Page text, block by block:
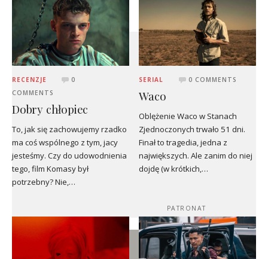
RECENZJE
0
COMMENTS
Dobry chłopiec
To, jak się zachowujemy rzadko
ma coś wspólnego z tym, jacy
jesteśmy. Czy do udowodnienia
tego, film Komasy był
potrzebny? Nie,…
SERIAL 0 COMMENTS
Waco
Oblężenie Waco w Stanach
Zjednoczonych trwało 51 dni.
Finał to tragedia, jedna z
największych. Ale zanim do niej
dojdę (w krótkich,…
PATRONAT